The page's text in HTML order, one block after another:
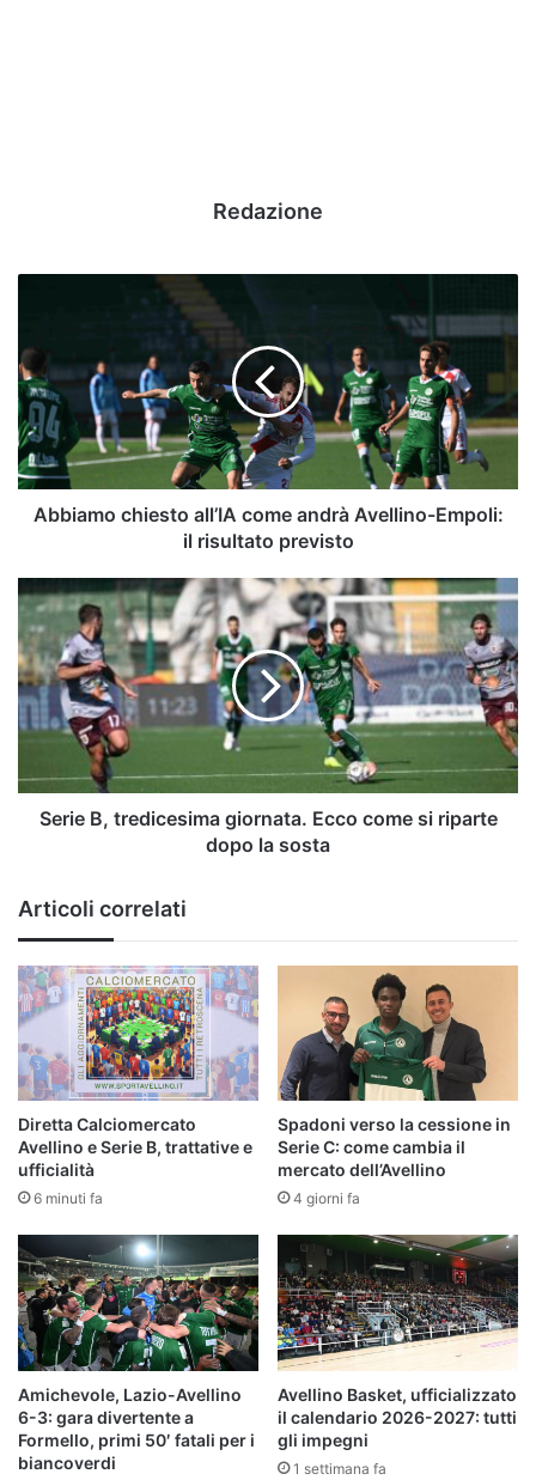
Redazione
come
andrà
Avellino-
Empoli:
il
risultato
previsto
Abbiamo chiesto all’IA come andrà Avellino-Empoli:
il risultato previsto
Serie
tredicesima
giornata.
Ecco
come
dopo
Serie B, tredicesima giornata. Ecco come si riparte
dopo la sosta
Articoli correlati
Diretta Calciomercato
Avellino e Serie B, trattative e
ufficialità
6 minuti fa
Spadoni verso la cessione in
Serie C: come cambia il
mercato dell’Avellino
4 giorni fa
Amichevole, Lazio-Avellino
6-3: gara divertente a
Formello, primi 50′ fatali per i
biancoverdi
Avellino Basket, ufficializzato
il calendario 2026-2027: tutti
gli impegni
1 settimana fa